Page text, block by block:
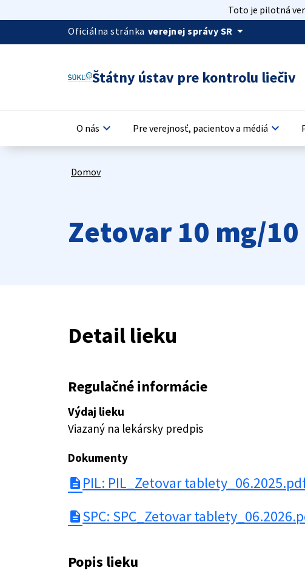
Toto je pilotná
Oficiálna stránka verejnej správy SR arrow_drop_down
Štátny ústav pre kontrolu liečiv
O nás keyboard_arrow_down Pre verejnosť, pacientov a médiá keyboard_arrow_down
Domov
Zetovar 10 mg/
Detail lieku
Regulačné informácie
Výdaj lieku
Viazaný na lekársky predpis
Dokumenty
description PIL: PIL_Zetovar
description SPC: SPC_Zetovar
Popis lieku